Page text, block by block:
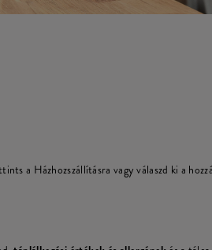
a Házhozszállításra vagy válaszd ki a